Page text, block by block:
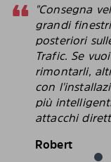
"Consegna
grandi
posteriori
Trafic. Se
rimontarli,
con
più
attacchi
Robert